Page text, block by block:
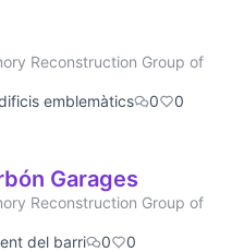
Reconstruction Group of
emblemàtics 0 0
Garages
Reconstruction Group of
del barri 0 0